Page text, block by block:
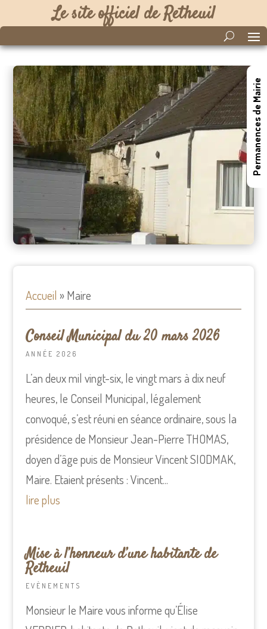
Le site officiel de Retheuil
Permanences de Mairie
Accueil »Maire
Conseil Municipal du 20 mars 2026
ANNÉE 2026
L’an deux mil vingt-six, le vingt mars à dix neuf
heures, le Conseil Municipal, légalement
convoqué, s’est réuni en séance ordinaire, sous la
présidence de Monsieur Jean-Pierre THOMAS,
doyen d’âge puis de Monsieur Vincent SIODMAK,
Maire. Etaient présents : Vincent...
lire plus
Mise à l’honneur d’une habitante de
Retheuil
EVÈNEMENTS
Monsieur le Maire vous informe qu’Élise